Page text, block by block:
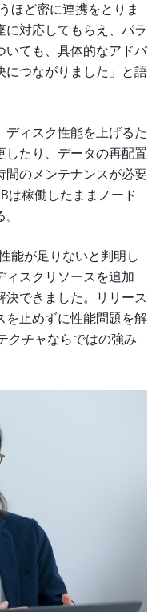
ほど密に連携をとりま
に対応してもらえ、パラ
いても、具体的なアドバ
につながりました」と語
ィスク性能を上げるた
したり、データの再配置
間のメンテナンスが必要
は稼働したままノード
。
能が足りないと判明し
ィスクリソースを追加
決できました。リリース
を止めずに性能問題を解
クチャならではの強み